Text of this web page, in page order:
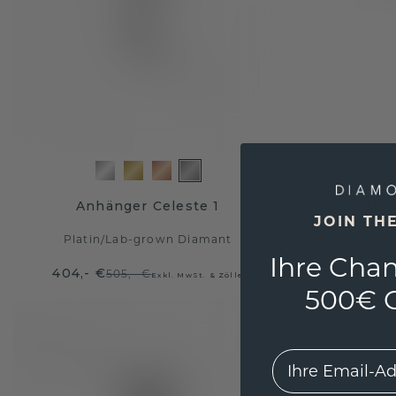
Anhänger Celeste 1
Platin /Lab-grown Diamant
404,- €505,- €Exkl. MwSt. & Zölle 1.465,-
JOIN
Ihre
500€
EMail